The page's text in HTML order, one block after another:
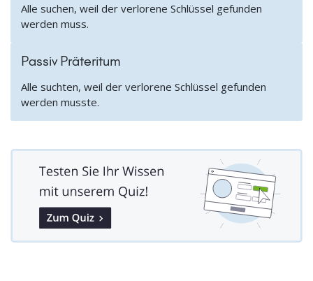
Alle suchen, weil der verlorene Schlüssel gefunden
werden muss.
Passiv Präteritum
Alle suchten, weil der verlorene Schlüssel gefunden
werden musste.